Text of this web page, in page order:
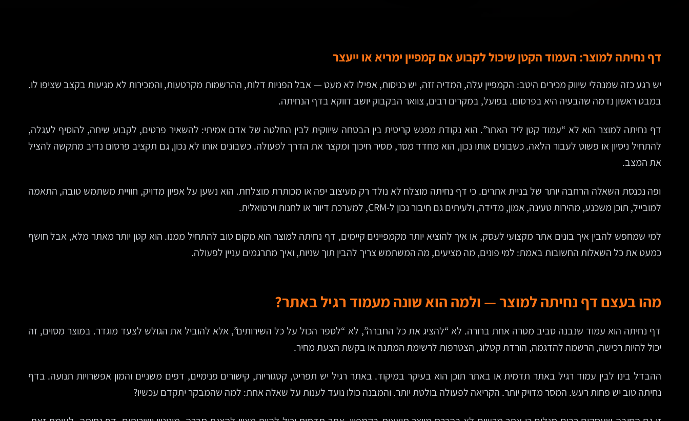
דף נחיתה למוצר: העמוד הקטן שיכול לקבוע אם קמפיין ימריא או ייעצר
יש רגע כזה שמנהלי שיווק מכירים היטב: הקמפיין עלה, המדיה זזה, יש כניסות, אפילו לא מעט — אבל הפניות דלות, ההרשמות מקרטעות, והמכירות לא מגיעות בקצב שציפו לו.
במבט ראשון נדמה שהבעיה היא בפרסום. בפועל, במקרים רבים, צוואר הבקבוק יושב דווקא בדף הנחיתה.
דף נחיתה למוצר הוא לא “עמוד קטן ליד האתר”. הוא נקודת מפגש קריטית בין הבטחה שיווקית לבין החלטה של אדם אמיתי: להשאיר פרטים, לקבוע שיחה, להוסיף לעגלה,
להתחיל ניסיון או פשוט לעבור הלאה. כשבונים אותו נכון, הוא מחדד מסר, מסיר חיכוך ומקצר את הדרך לפעולה. כשבונים אותו לא נכון, גם תקציב פרסום נדיב מתקשה להציל
את המצב.
ופה נכנסת השאלה הרחבה יותר של בניית אתרים. כי דף נחיתה מוצלח לא נולד רק מעיצוב יפה או מכותרת מוצלחת. הוא נשען על אפיון מדויק, חוויית משתמש טובה, התאמה
למובייל, תוכן משכנע, מהירות טעינה, אמון, מדידה, ולעיתים גם חיבור נכון ל-CRM, למערכת דיוור או לחנות וירטואלית.
למי שמחפש להבין איך בונים אתר מקצועי לעסק, או איך להוציא יותר מקמפיינים קיימים, דף נחיתה למוצר הוא מקום טוב להתחיל ממנו. הוא קטן יותר מאתר מלא, אבל חושף
כמעט את כל השאלות החשובות באמת: למי פונים, מה מציעים, מה המשתמש צריך להבין תוך שניות, ואיך מתרגמים עניין לפעולה.
מהו בעצם דף נחיתה למוצר — ולמה הוא שונה מעמוד רגיל באתר?
דף נחיתה הוא עמוד שנבנה סביב מטרה אחת ברורה. לא “להציג את כל החברה”, לא “לספר הכול על כל השירותים”, אלא להוביל את הגולש לצעד מוגדר. במוצר מסוים, זה
יכול להיות רכישה, הרשמה להדגמה, הורדת קטלוג, הצטרפות לרשימת המתנה או בקשת הצעת מחיר.
ההבדל בינו לבין עמוד רגיל באתר תדמית או באתר תוכן הוא בעיקר במיקוד. באתר רגיל יש תפריט, קטגוריות, קישורים פנימיים, דפים משניים והמון אפשרויות תנועה. בדף
נחיתה טוב יש פחות רעש. המסר מדויק יותר. הקריאה לפעולה בולטת יותר. והמבנה כולו נועד לענות על שאלה אחת: למה שהמבקר יתקדם עכשיו?